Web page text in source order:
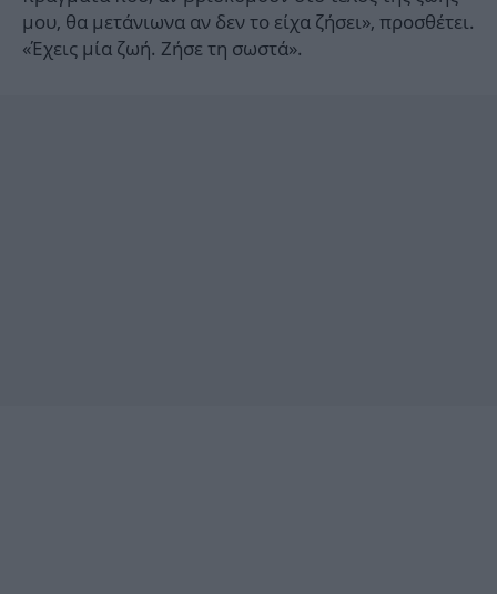
μου, θα μετάνιωνα αν δεν το είχα ζήσει», προσθέτει.
«Έχεις μία ζωή. Ζήσε τη σωστά».